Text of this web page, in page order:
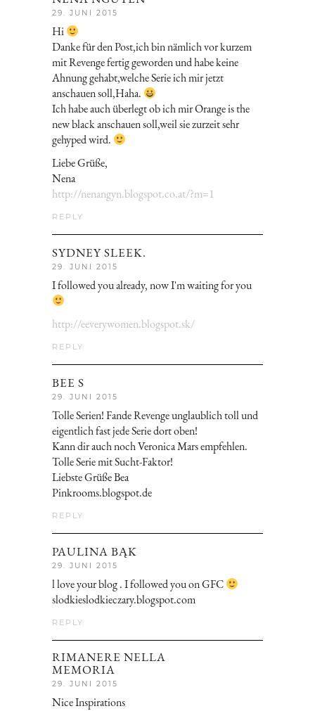
29. JUNI 2015
Hi
Danke für den Post,ich bin nämlich vor kurzem
mit Revenge fertig geworden und habe keine
Ahnung gehabt,welche Serie ich mir jetzt
anschauen soll,Haha.
Ich habe auch überlegt ob ich mir Orange is the
new black anschauen soll,weil sie zurzeit sehr
gehyped wird.
Liebe Grüße,
Nena
http://nenangyn.blogspot.co.at/?m=1
REPLY
SYDNEY SLEEK.
29. JUNI 2015
I followed you already, now I'm waiting for you
http://eeverywomen.blogspot.sk/
REPLY
BEE S
29. JUNI 2015
Tolle Serien! Fande Revenge unglaublich toll und
eigentlich fast jede Serie dort oben!
Kann dir auch noch Veronica Mars empfehlen.
Tolle Serie mit Sucht-Faktor!
Liebste Grüße Bea
Pinkrooms.blogspot.de
REPLY
PAULINA BĄK
29. JUNI 2015
l love your blog . I followed you on GFC
slodkieslodkieczary.blogspot.com
REPLY
RIMANERE NELLA
MEMORIA
29. JUNI 2015
Nice Inspirations